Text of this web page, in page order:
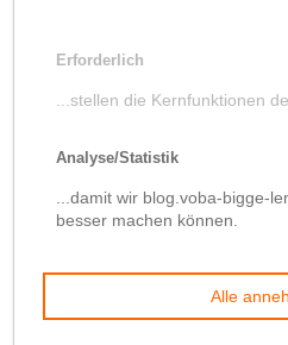
Bau Webcam
vonAnne Meier